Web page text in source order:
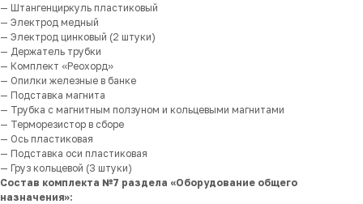
— Штангенциркуль пластиковый
— Электрод медный
— Электрод цинковый (2 штуки)
— Держатель трубки
— Комплект «Реохорд»
— Опилки железные в банке
— Подставка магнита
— Трубка с магнитным ползуном и кольцевыми магнитами
— Терморезистор в сборе
— Ось пластиковая
— Подставка оси пластиковая
— Груз кольцевой (3 штуки)
Состав комплекта №7 раздела «Оборудование общего
назначения»: